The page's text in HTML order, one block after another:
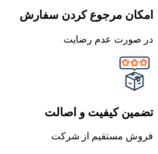
امکان مرجوع کردن سفارش
در صورت عدم رضایت
تضمین کیفیت و اصالت
فروش مستقیم از شرکت